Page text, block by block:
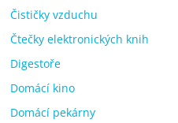
Čističky vzduchu
Čtečky elektronických knih
Digestoře
Domácí kino
Domácí pekárny